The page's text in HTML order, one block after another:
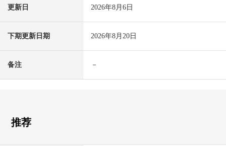
更新日 2026年8月6日
下期更新日期 2026年8月20日
备注 －
推荐